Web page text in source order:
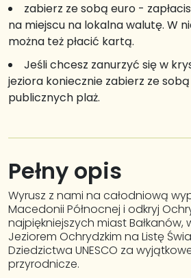
zabierz ze sobą euro -
na miejscu na lokalna walutę. W
można też płacić kartą.
Jeśli chcesz zanurzyć się w
jeziora koniecznie zabierz ze
publicznych plaż.
Pełny opis
Wyrusz z nami na całodniową
Macedonii Północnej i odkryj
najpiękniejszych miast Bałkanów,
Jeziorem Ochrydzkim na Listę
Dziedzictwa UNESCO za
przyrodnicze.